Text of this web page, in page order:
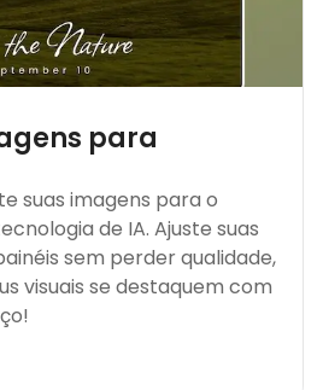
para
suas imagens para o
de IA. Ajuste suas
sem perder qualidade,
visuais se destaquem com